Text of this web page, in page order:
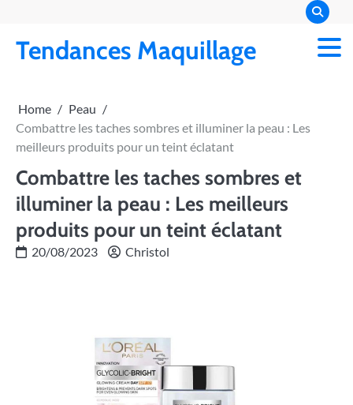
content
Tendances Maquillage
Home
Peau
Combattre les taches sombres et illuminer la peau : Les
meilleurs produits pour un teint éclatant
Combattre les taches sombres et
illuminer la peau : Les meilleurs
produits pour un teint éclatant
20/08/2023 Christol